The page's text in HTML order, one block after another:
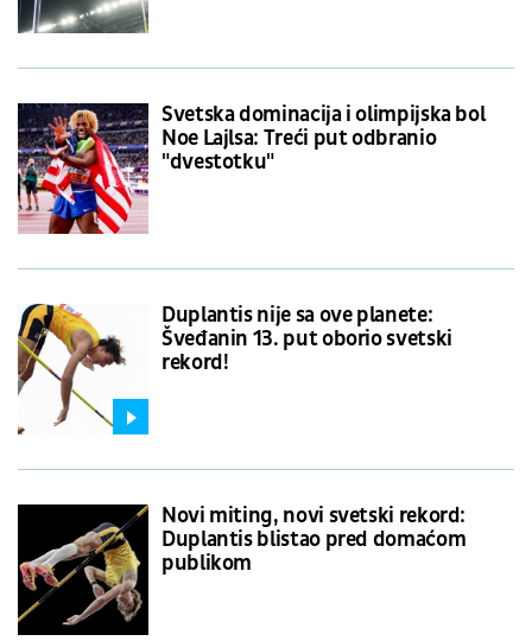
Svetska dominacija i olimpijska bol
Noe Lajlsa: Treći put odbranio
"dvestotku"
Duplantis nije sa ove planete:
Šveđanin 13. put oborio svetski
rekord!
Novi miting, novi svetski rekord:
Duplantis blistao pred domaćom
publikom